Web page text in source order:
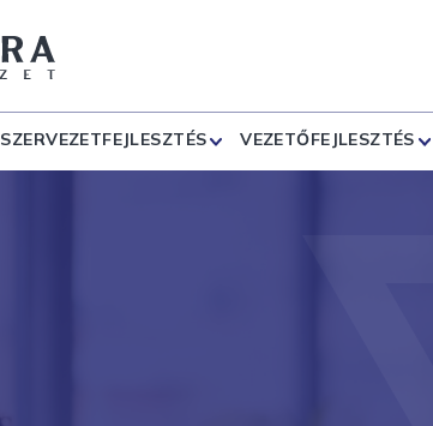
SZERVEZETFEJLESZTÉS VEZETŐFEJLESZTÉS